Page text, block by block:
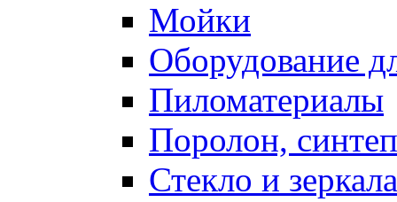
Мойки
Оборудование
Пиломатериалы
Поролон,
Стекло и зеркала